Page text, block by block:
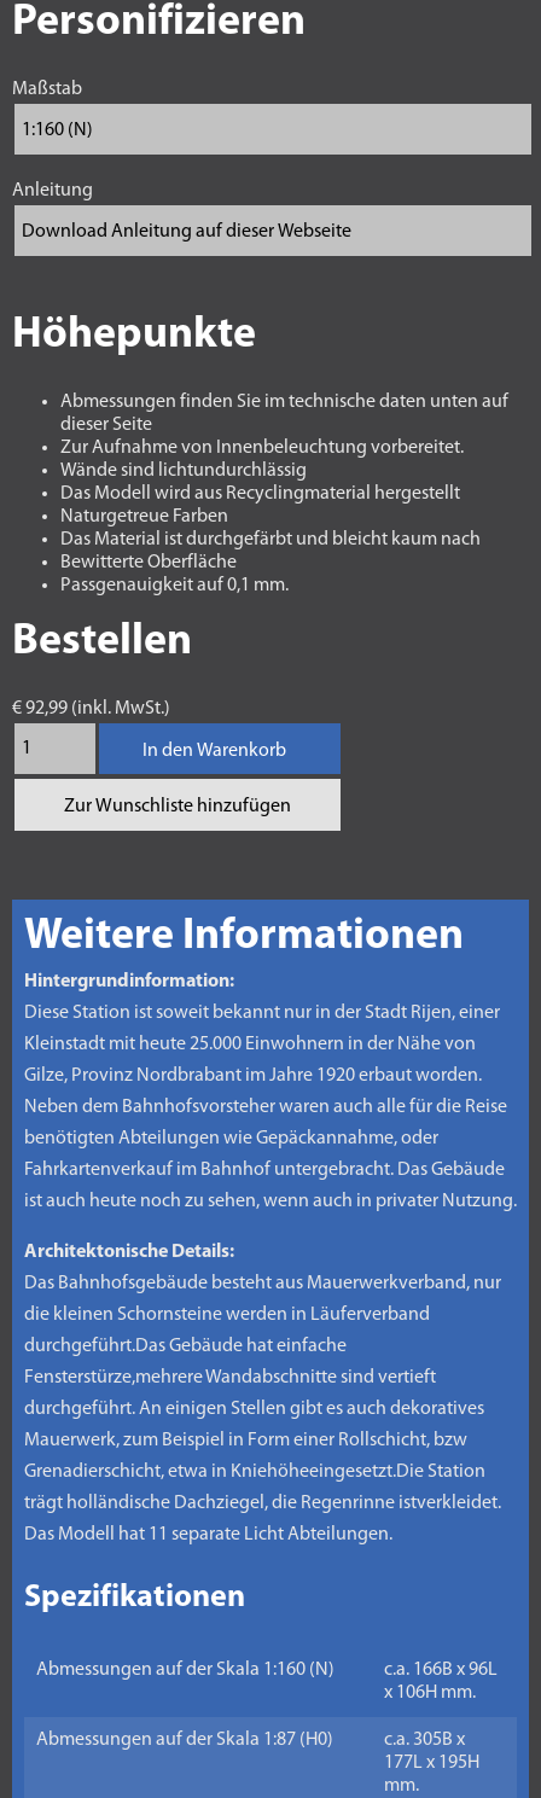
Personifizieren
Maßstab
Anleitung
Höhepunkte
Abmessungen finden Sie im technische daten unten auf
dieser Seite
Zur Aufnahme von Innenbeleuchtung vorbereitet.
Wände sind lichtundurchlässig
Das Modell wird aus Recyclingmaterial hergestellt
Naturgetreue Farben
Das Material ist durchgefärbt und bleicht kaum nach
Bewitterte Oberfläche
Passgenauigkeit auf 0,1 mm.
Bestellen
€ 92,99 (inkl. MwSt.)
In den Warenkorb
Zur Wunschliste hinzufügen
Weitere Informationen
Hintergrundinformation:
Diese Station ist soweit bekannt nur in der Stadt Rijen, einer
Kleinstadt mit heute 25.000 Einwohnern in der Nähe von
Gilze, Provinz Nordbrabant im Jahre 1920 erbaut worden.
Neben dem Bahnhofsvorsteher waren auch alle für die Reise
benötigten Abteilungen wie Gepäckannahme, oder
Fahrkartenverkauf im Bahnhof untergebracht. Das Gebäude
ist auch heute noch zu sehen, wenn auch in privater Nutzung.
Architektonische Details:
Das Bahnhofsgebäude besteht aus Mauerwerkverband, nur
die kleinen Schornsteine werden in Läuferverband
durchgeführt.Das Gebäude hat einfache
Fensterstürze,mehrere Wandabschnitte sind vertieft
durchgeführt. An einigen Stellen gibt es auch dekoratives
Mauerwerk, zum Beispiel in Form einer Rollschicht, bzw
Grenadierschicht, etwa in Kniehöheeingesetzt.Die Station
trägt holländische Dachziegel, die Regenrinne istverkleidet.
Das Modell hat 11 separate Licht Abteilungen.
Spezifikationen
Abmessungen auf der Skala 1:160 (N)
c.a. 166B x 96L
x 106H mm.
Abmessungen auf der Skala 1:87 (H0)
c.a. 305B x
177L x 195H
mm.